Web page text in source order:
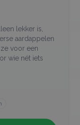
lekker is,
aardappelen
voor een
wie nét iets